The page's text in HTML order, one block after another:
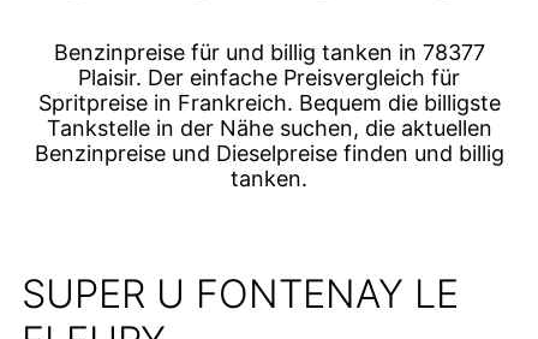
Benzinpreise für und billig tanken in 78377
Plaisir. Der einfache Preisvergleich für
Spritpreise in Frankreich. Bequem die billigste
Tankstelle in der Nähe suchen, die aktuellen
Benzinpreise und Dieselpreise finden und billig
tanken.
SUPER U FONTENAY LE